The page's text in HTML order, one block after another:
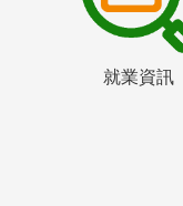
就業資訊